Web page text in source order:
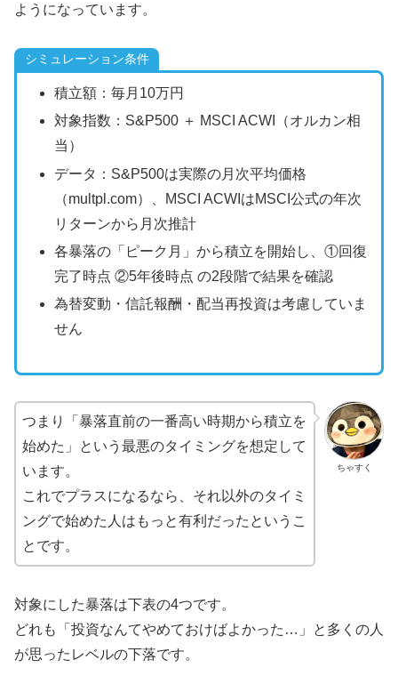
ようになっています。
シミュレーション条件
積立額：毎月10万円
対象指数：S&P500 ＋ MSCI ACWI（オルカン相
当）
データ：S&P500は実際の月次平均価格
（multpl.com）、MSCI ACWIはMSCI公式の年次
リターンから月次推計
各暴落の「ピーク月」から積立を開始し、①回復
完了時点 ②5年後時点 の2段階で結果を確認
為替変動・信託報酬・配当再投資は考慮していま
せん
ちゃすく
つまり「暴落直前の一番高い時期から積立を
始めた」という最悪のタイミングを想定して
います。
これでプラスになるなら、それ以外のタイミ
ングで始めた人はもっと有利だったというこ
とです。
対象にした暴落は下表の4つです。
どれも「投資なんてやめておけばよかった…」と多くの人
が思ったレベルの下落です。